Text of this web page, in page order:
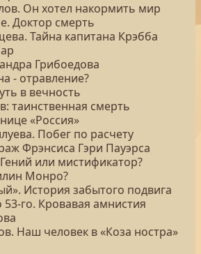
Он хотел накормить мир
Доктор смерть
Тайна капитана Крэбба
Грибоедова
- отравление?
в вечность
таинственная смерть
«Россия»
Побег по расчету
Фрэнсиса Гэри Пауэрса
или мистификатор?
Монро?
История забытого подвига
53-го. Кровавая амнистия
Наш человек в «Коза ностра»